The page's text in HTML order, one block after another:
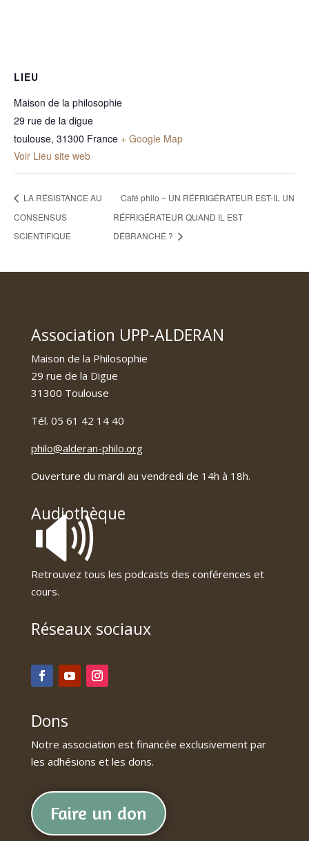
LIEU
Maison de la philosophie
29 rue de la digue
toulouse, 31300 France + Google Map
Voir Lieu site web
LA RÉSISTANCE AU
CONSENSUS
SCIENTIFIQUE
Café philo – UN RÉFRIGÉRATEUR EST-IL UN
RÉFRIGÉRATEUR QUAND IL EST
DÉBRANCHÉ ?
Association UPP-ALDERAN
Maison de la Philosophie
29 rue de la Digue
31300 Toulouse
Tél. 05 61 42 14 40
philo@alderan-philo.org
Ouverture du mardi au vendredi de 14h à 18h.
Audiothèque
🔊
Retrouvez tous les podcasts des conférences et
cours.
Réseaux sociaux
Dons
Notre association est financée exclusivement par
les adhésions et les dons.
Faire un don